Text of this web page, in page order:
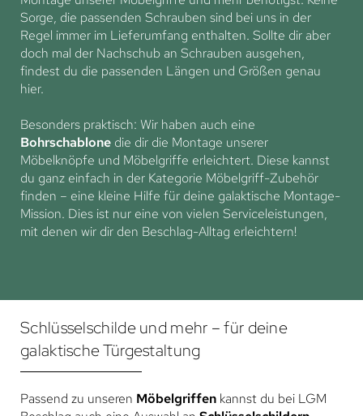
Sorge, die passenden Schrauben sind bei uns in der
Regel immer im Lieferumfang enthalten. Sollte dir aber
doch mal der Nachschub an Schrauben ausgehen,
findest du die passenden Längen und Größen genau
hier.
Besonders praktisch: Wir haben auch eine
Bohrschablone die dir die Montage unserer
Möbelknöpfe und Möbelgriffe erleichtert. Diese kannst
du ganz einfach in der Kategorie Möbelgriff-Zubehör
finden – eine kleine Hilfe für deine galaktische Montage-
Mission. Dies ist nur eine von vielen Serviceleistungen,
mit denen wir dir den Beschlag-Alltag erleichtern!
Schlüsselschilde und mehr – für deine
galaktische Türgestaltung
Passend zu unseren Möbelgriffen kannst du bei LGM